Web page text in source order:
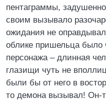
пентаграммы,
своим вызывало
ожидания не
облике пришельца было
персонажа – длинная
глазищи чуть не
были бы от него в
то демона вызывал! Он-